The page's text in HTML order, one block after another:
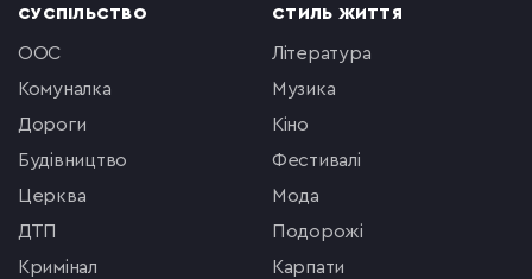
СУСПІЛЬСТВО
ООС
комуналка
Дороги
будівництво
церква
ДТП
кримінал
СТИЛЬ ЖИТТЯ
література
музика
кіно
фестивалі
мода
подорожі
Карпати